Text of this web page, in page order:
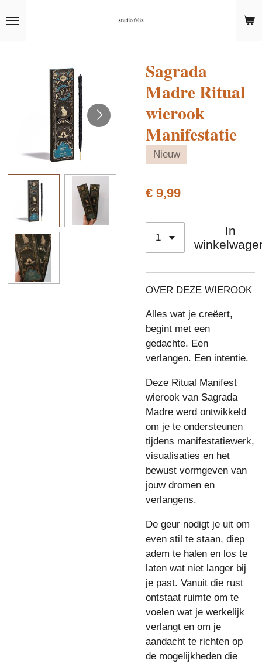
direct
hoofdinhoud
Sagrada
Madre Ritual
wierook
Manifestatie
Nieuw
€ 9,99
In
OVER DEZE WIEROOK
Alles wat je creëert,
begint met een
gedachte. Een
verlangen. Een intentie.
Deze Ritual Manifest
wierook van Sagrada
Madre werd ontwikkeld
om je te ondersteunen
tijdens manifestatiewerk,
visualisaties en het
bewust vormgeven van
jouw dromen en
verlangens.
De geur nodigt je uit om
even stil te staan, diep
adem te halen en los te
laten wat niet langer bij
je past. Vanuit die rust
ontstaat ruimte om te
voelen wat je werkelijk
verlangt en om je
aandacht te richten op
de mogelijkheden die